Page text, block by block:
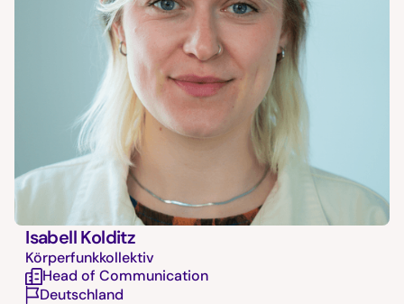
Isabell Kolditz
Körperfunkkollektiv
Head of Communication
Deutschland